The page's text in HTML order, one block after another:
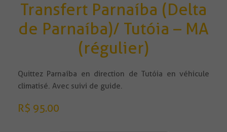
Transfert Parnaíba (Delta
de Parnaíba)/ Tutóia – MA
(régulier)
Quittez Parnaíba en direction de Tutóia en véhicule
climatisé. Avec suivi de guide.
R$ 95.00